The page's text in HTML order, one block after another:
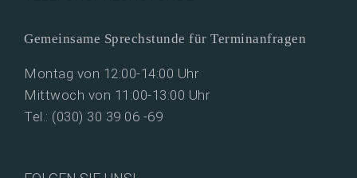
Gemeinsame Sprechstunde für Terminanfragen
Montag von 12:00-14:00 Uhr
Mittwoch von 11:00-13:00 Uhr
Tel.: (030) 30 39 06 -69